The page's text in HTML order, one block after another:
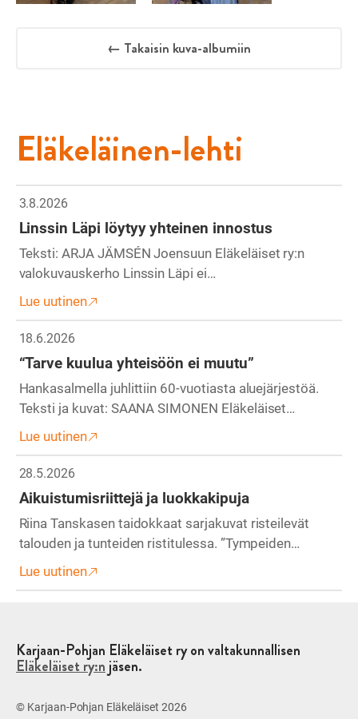
← Takaisin kuva-albumiin
Eläkeläinen-lehti
3.8.2026
Linssin Läpi löytyy yhteinen innostus
Teksti: ARJA JÄMSÉN Joensuun Eläkeläiset ry:n
valokuvauskerho Linssin Läpi ei…
Lue uutinen
18.6.2026
“Tarve kuulua yhteisöön ei muutu”
Hankasalmella juhlittiin 60-vuotiasta aluejärjestöä.
Teksti ja kuvat: SAANA SIMONEN Eläkeläiset…
Lue uutinen
28.5.2026
Aikuistumisriittejä ja luokkakipuja
Riina Tanskasen taidokkaat sarjakuvat risteilevät
talouden ja tunteiden ristitulessa. ”Tympeiden…
Lue uutinen
Karjaan-Pohjan Eläkeläiset ry on valtakunnallisen
Eläkeläiset ry:n jäsen.
© Karjaan-Pohjan Eläkeläiset 2026